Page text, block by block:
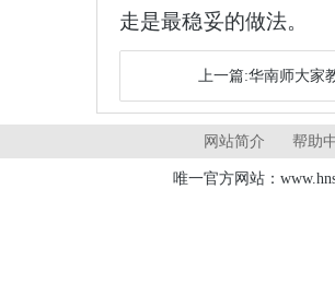
走是最稳妥的做法。
上一篇:华南师大家
网站简介 帮助
唯一官方网站：